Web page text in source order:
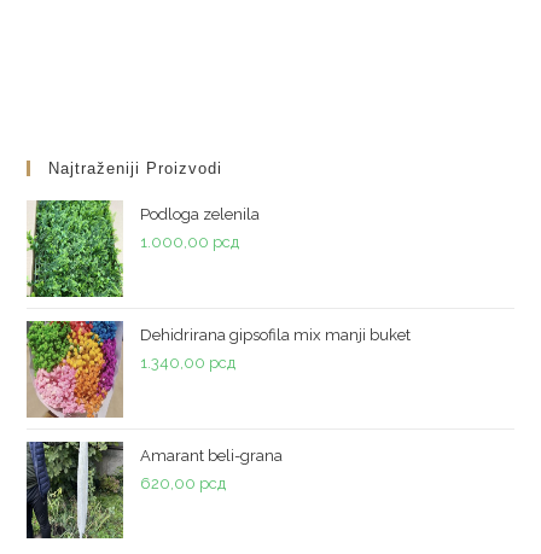
Najtraženiji Proizvodi
Podloga zelenila
1.000,00 рсд
Dehidrirana gipsofila mix manji buket
1.340,00 рсд
Amarant beli-grana
620,00 рсд